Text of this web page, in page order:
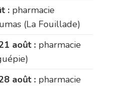
: pharmacie
(La Fouillade)
août : pharmacie
août : pharmacie